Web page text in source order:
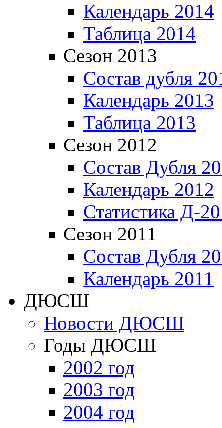
Календарь 2014
Таблица 2014
Сезон 2013
Состав дубля
Календарь 2013
Таблица 2013
Сезон 2012
Состав Дубля
Календарь 2012
Статистика Д-
Сезон 2011
Состав Дубля
Календарь 2011
ДЮСШ
Новости ДЮСШ
Годы ДЮСШ
2002 год
2003 год
2004 год